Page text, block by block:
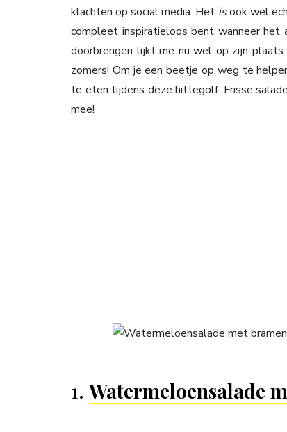
klachten op social media. Het isook wel
compleet inspiratieloos bent wanneer
doorbrengen lijkt me nu wel op zijn
zomers! Om je een beetje op weg te
te eten tijdens deze hittegolf. Frisse
mee!
1.Watermeloensalade